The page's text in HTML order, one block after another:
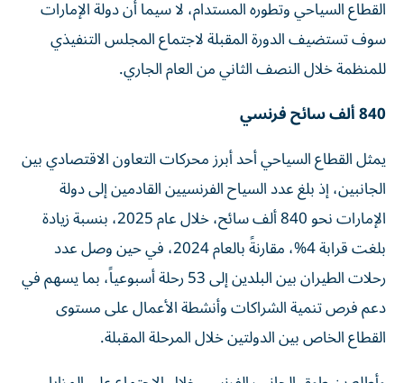
القطاع السياحي وتطوره المستدام، لا سيما أن دولة الإمارات
سوف تستضيف الدورة المقبلة لاجتماع المجلس التنفيذي
للمنظمة خلال النصف الثاني من العام الجاري.
840 ألف سائح فرنسي
يمثل القطاع السياحي أحد أبرز محركات التعاون الاقتصادي بين
الجانبين، إذ بلغ عدد السياح الفرنسيين القادمين إلى دولة
الإمارات نحو 840 ألف سائح، خلال عام 2025، بنسبة زيادة
بلغت قرابة 4%، مقارنةً بالعام 2024، في حين وصل عدد
رحلات الطيران بين البلدين إلى 53 رحلة أسبوعياً، بما يسهم في
دعم فرص تنمية الشراكات وأنشطة الأعمال على مستوى
القطاع الخاص بين الدولتين خلال المرحلة المقبلة.